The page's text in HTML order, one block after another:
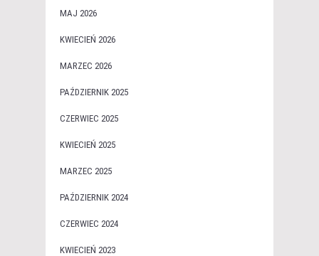
MAJ 2026
KWIECIEŃ 2026
MARZEC 2026
PAŹDZIERNIK 2025
CZERWIEC 2025
KWIECIEŃ 2025
MARZEC 2025
PAŹDZIERNIK 2024
CZERWIEC 2024
KWIECIEŃ 2023